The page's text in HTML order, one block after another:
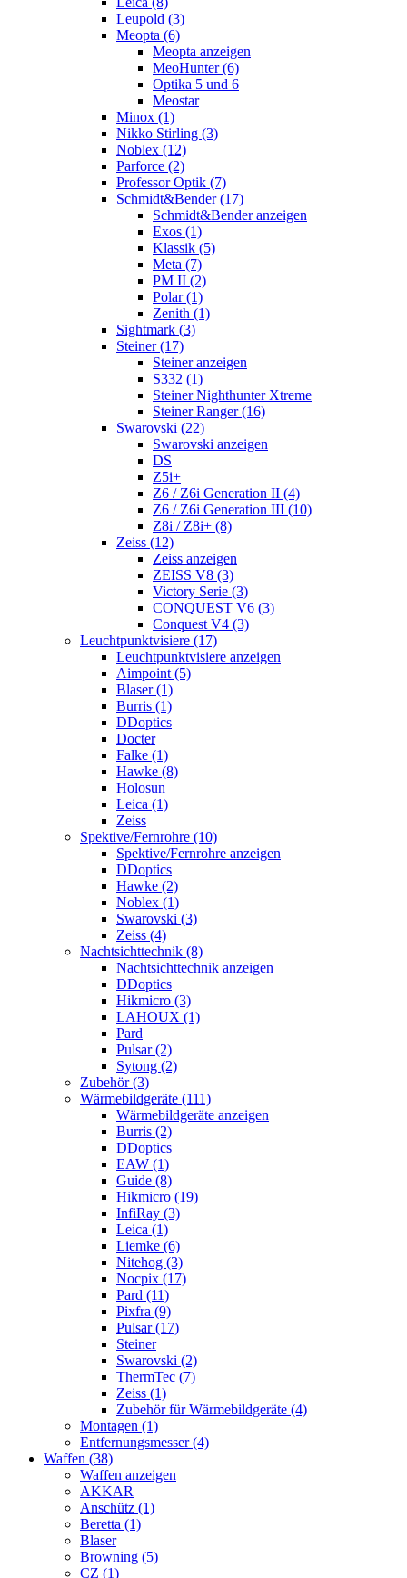
Leupold (3)
Meopta (6)
Meopta anzeigen
MeoHunter (6)
Optika 5 und 6
Meostar
Minox (1)
Nikko Stirling (3)
Noblex (12)
Parforce (2)
Professor Optik (7)
Schmidt&Bender (17)
Schmidt&Bender anzeigen
Exos (1)
Klassik (5)
Meta (7)
PM II (2)
Polar (1)
Zenith (1)
Sightmark (3)
Steiner (17)
Steiner anzeigen
S332 (1)
Steiner Nighthunter Xtreme
Steiner Ranger (16)
Swarovski (22)
Swarovski anzeigen
DS
Z5i+
Z6 / Z6i Generation II (4)
Z6 / Z6i Generation III (10)
Z8i / Z8i+ (8)
Zeiss (12)
Zeiss anzeigen
ZEISS V8 (3)
Victory Serie (3)
CONQUEST V6 (3)
Conquest V4 (3)
Leuchtpunktvisiere (17)
Leuchtpunktvisiere anzeigen
Aimpoint (5)
Blaser (1)
Burris (1)
DDoptics
Docter
Falke (1)
Hawke (8)
Holosun
Leica (1)
Zeiss
Spektive/Fernrohre (10)
Spektive/Fernrohre anzeigen
DDoptics
Hawke (2)
Noblex (1)
Swarovski (3)
Zeiss (4)
Nachtsichttechnik (8)
Nachtsichttechnik anzeigen
DDoptics
Hikmicro (3)
LAHOUX (1)
Pard
Pulsar (2)
Sytong (2)
Zubehör (3)
Wärmebildgeräte (111)
Wärmebildgeräte anzeigen
Burris (2)
DDoptics
EAW (1)
Guide (8)
Hikmicro (19)
InfiRay (3)
Leica (1)
Liemke (6)
Nitehog (3)
Nocpix (17)
Pard (11)
Pixfra (9)
Pulsar (17)
Steiner
Swarovski (2)
ThermTec (7)
Zeiss (1)
Zubehör für Wärmebildgeräte (4)
Montagen (1)
Entfernungsmesser (4)
Waffen (38)
Waffen anzeigen
AKKAR
Anschütz (1)
Beretta (1)
Blaser
Browning (5)
CZ (1)